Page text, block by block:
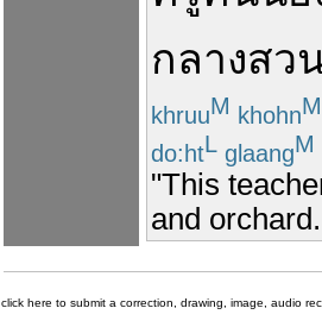
กลางสว
khruuM khohnM
do:htL glaangM
"This
and
click here to submit a correction, drawing, image, audio